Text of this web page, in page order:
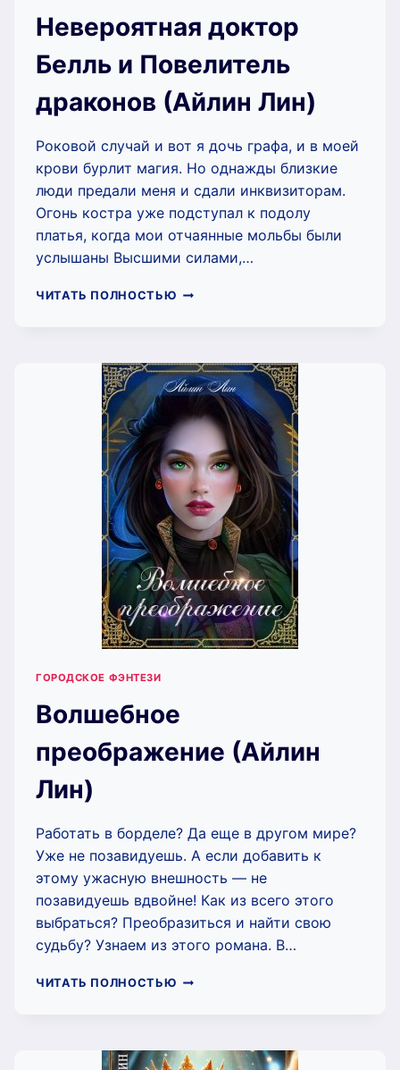
Невероятная доктор
Белль и Повелитель
драконов (Айлин Лин)
Роковой случай и вот я дочь графа, и в моей
крови бурлит магия. Но однажды близкие
люди предали меня и сдали инквизиторам.
Огонь костра уже подступал к подолу
платья, когда мои отчаянные мольбы были
услышаны Высшими силами,…
ЧИТАТЬ ПОЛНОСТЬЮ НЕВЕРОЯТНАЯ
ПОВЕЛИТЕЛЬ
ДРАКОНОВ
(АЙЛИН
ЛИН)
ГОРОДСКОЕ ФЭНТЕЗИ
Волшебное
преображение (Айлин
Лин)
Работать в борделе? Да еще в другом мире?
Уже не позавидуешь. А если добавить к
этому ужасную внешность — не
позавидуешь вдвойне! Как из всего этого
выбраться? Преобразиться и найти свою
судьбу? Узнаем из этого романа. В…
ЧИТАТЬ ПОЛНОСТЬЮ ВОЛШЕБНОЕ